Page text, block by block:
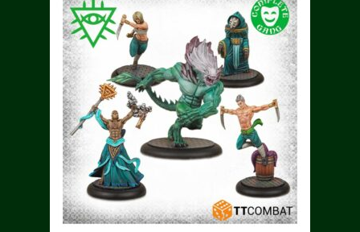
au
plus
ancien